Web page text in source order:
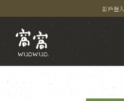
訂戶登入